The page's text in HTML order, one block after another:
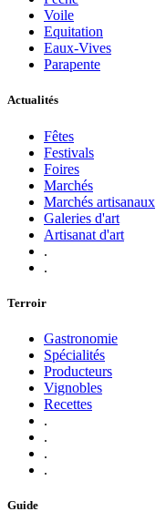
Voile
Equitation
Eaux-Vives
Parapente
Actualités
Fêtes
Festivals
Foires
Marchés
Marchés artisanaux
Galeries d'art
Artisanat d'art
.
.
Terroir
Gastronomie
Spécialités
Producteurs
Vignobles
Recettes
.
.
.
.
Guide